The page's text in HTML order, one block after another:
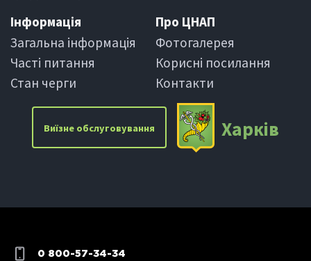
Iнформацiя
Загальна інформація
Частi питання
Стан черги
Про ЦНАП
Фотогалерея
Корисні посилання
Контакти
Виїзне обслуговування Харкiв
0 800-57-34-34